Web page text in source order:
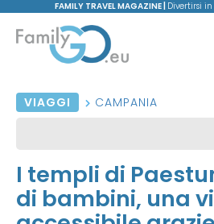
FAMILY TRAVEL MAGAZINE | Divertirsi
VIAGGI CAMPANIA
I templi di
di bambini, una